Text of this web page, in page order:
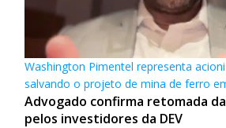
Washington Pimentel representa
salvando o projeto de mina de ferro
Advogado confirma retomada
pelos investidores da DEV